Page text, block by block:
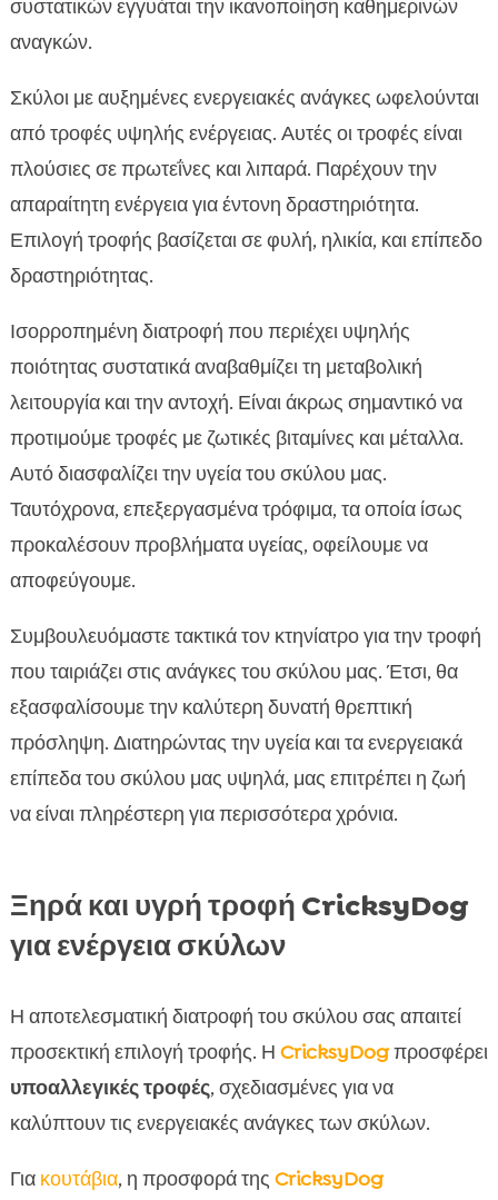
συστατικών εγγυάται την ικανοποίηση καθημερινών
αναγκών.
Σκύλοι με αυξημένες ενεργειακές ανάγκες ωφελούνται
από τροφές υψηλής ενέργειας. Αυτές οι τροφές είναι
πλούσιες σε πρωτεΐνες και λιπαρά. Παρέχουν την
απαραίτητη ενέργεια για έντονη δραστηριότητα.
Επιλογή τροφής βασίζεται σε φυλή, ηλικία, και επίπεδο
δραστηριότητας.
Ισορροπημένη διατροφή που περιέχει υψηλής
ποιότητας συστατικά αναβαθμίζει τη μεταβολική
λειτουργία και την αντοχή. Είναι άκρως σημαντικό να
προτιμούμε τροφές με ζωτικές βιταμίνες και μέταλλα.
Αυτό διασφαλίζει την υγεία του σκύλου μας.
Ταυτόχρονα, επεξεργασμένα τρόφιμα, τα οποία ίσως
προκαλέσουν προβλήματα υγείας, οφείλουμε να
αποφεύγουμε.
Συμβουλευόμαστε τακτικά τον κτηνίατρο για την τροφή
που ταιριάζει στις ανάγκες του σκύλου μας. Έτσι, θα
εξασφαλίσουμε την καλύτερη δυνατή θρεπτική
πρόσληψη. Διατηρώντας την υγεία και τα ενεργειακά
επίπεδα του σκύλου μας υψηλά, μας επιτρέπει η ζωή
να είναι πληρέστερη για περισσότερα χρόνια.
Ξηρά και υγρή τροφή CricksyDog
για ενέργεια σκύλων
Η αποτελεσματική διατροφή του σκύλου σας απαιτεί
προσεκτική επιλογή τροφής. Η CricksyDogπροσφέρει
υποαλλεγικές τροφές, σχεδιασμένες για να
καλύπτουν τις ενεργειακές ανάγκες των σκύλων.
Για κουτάβια, η προσφορά της CricksyDog